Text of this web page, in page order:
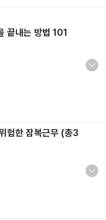
끝내는 방법 101
한 잠복근무 (총3